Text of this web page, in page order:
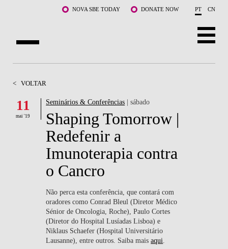
Saltar para o conteúdo principalNOVA SBE TODAY DONATE NOW PT CN
DOCENTES E INVESTIGAÇÃO
COMUNIDADE
< VOLTAR
11
mai '19
Seminários & Conferências | sábado
Shaping Tomorrow |
Redefenir a
Imunoterapia contra
o Cancro
Não perca esta conferência, que contará com
oradores como Conrad Bleul (Diretor Médico
Sénior de Oncologia, Roche), Paulo Cortes
(Diretor do Hospital Lusíadas Lisboa) e
Niklaus Schaefer (Hospital Universitário
Lausanne), entre outros. Saiba maisaqui